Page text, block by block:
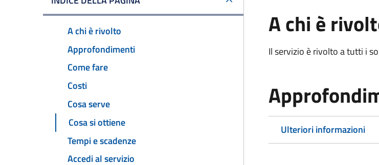
A chi è rivolto
Approfondimenti
Come fare
Costi
Cosa serve
Cosa si ottiene
Tempi e scadenze
Accedi al servizio
A chi è
Il servizio è rivolto a tutti i
Ulteriori informazioni